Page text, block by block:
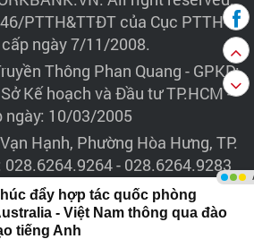
PTTH&TTĐT của Cục PTTH-
ngày 7/11/2008.
Thông Phan Quang - GPKD:
Kế hoạch và Đầu tư TP.HCM -
ngày: 10/03/2005
Hạnh, Phường Hòa Hưng, TP.
- 028.6264.9283